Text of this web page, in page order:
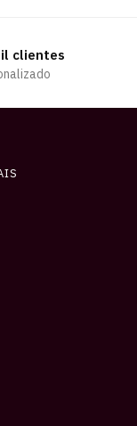
clientes